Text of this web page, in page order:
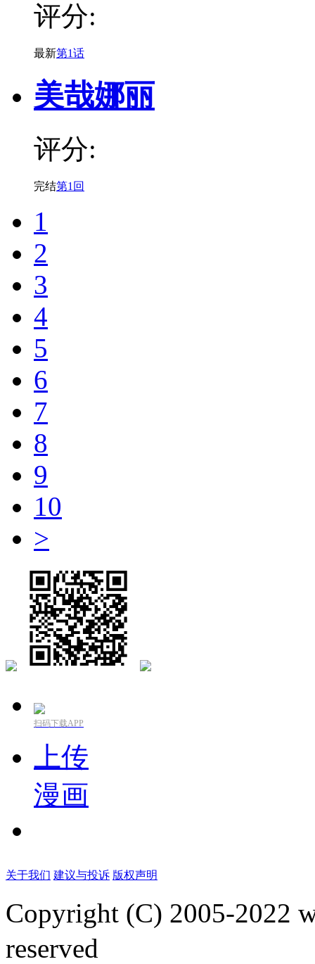
评分:
最新第1话
美哉娜丽
评分:
完结第1回
1
2
3
4
5
6
7
8
9
10
>
扫码下载APP
上传
漫画
关于我们 建议与投诉 版权声明
Copyright (C) 2005-2022
reserved